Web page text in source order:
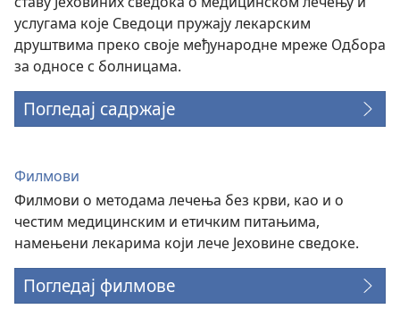
услугама које Сведоци пружају лекарским
друштвима преко своје међународне мреже Одбора
за односе с болницама.
Погледај садржаје
Филмови
Филмови о методама лечења без крви, као и о
честим медицинским и етичким питањима,
намењени лекарима који лече Јеховине сведоке.
Погледај филмове